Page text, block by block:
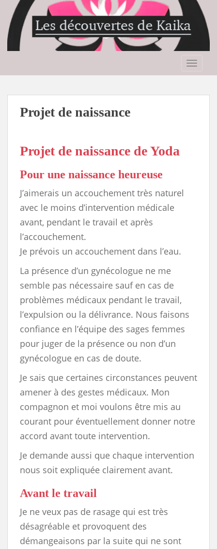
Projet de naissance
Projet de naissance de Yoda
Pour une naissance heureuse
J’aimerais un accouchement très naturel
avec le moins d’intervention médicale
avant, pendant le travail et après
l’accouchement.
Je prévois un accouchement dans l’eau.
La présence d’un gynécologue ne me
semble pas nécessaire sauf en cas de
problèmes médicaux pendant le travail,
l’expulsion ou la délivrance. Nous faisons
confiance en l’équipe des sages femmes
pour juger de la présence ou non d’un
gynécologue en cas de doute.
Je sais que certaines circonstances peuvent
amener à des gestes médicaux. Mon
compagnon et moi voulons être mis au
courant pour éventuellement donner notre
accord avant toute intervention.
Je demande aussi que chaque intervention
nous soit expliquée clairement avant.
Avant le travail
Je ne veux pas de rasage qui est très
désagréable et provoquent des
démangeaisons par la suite qui ne sont